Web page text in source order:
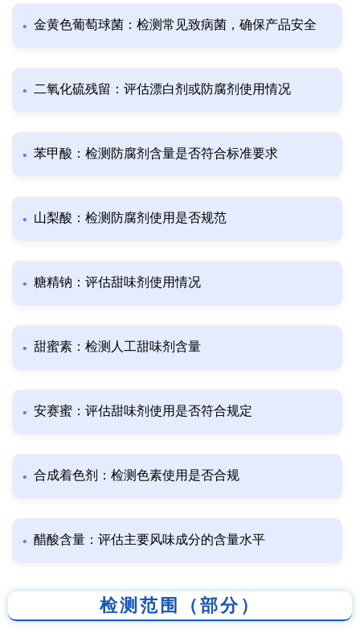
金黄色葡萄球菌：检测常见致病菌，确保产品安全
二氧化硫残留：评估漂白剂或防腐剂使用情况
苯甲酸：检测防腐剂含量是否符合标准要求
山梨酸：检测防腐剂使用是否规范
糖精钠：评估甜味剂使用情况
甜蜜素：检测人工甜味剂含量
安赛蜜：评估甜味剂使用是否符合规定
合成着色剂：检测色素使用是否合规
醋酸含量：评估主要风味成分的含量水平
检测范围（部分）